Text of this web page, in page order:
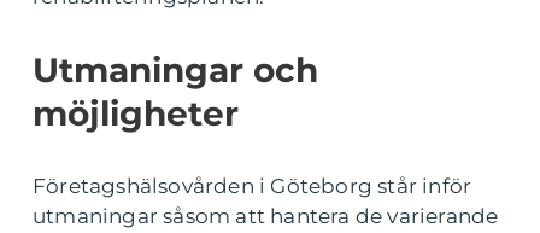
Utmaningar och
möjligheter
Företagshälsovården i Göteborg står inför
utmaningar såsom att hantera de varierande